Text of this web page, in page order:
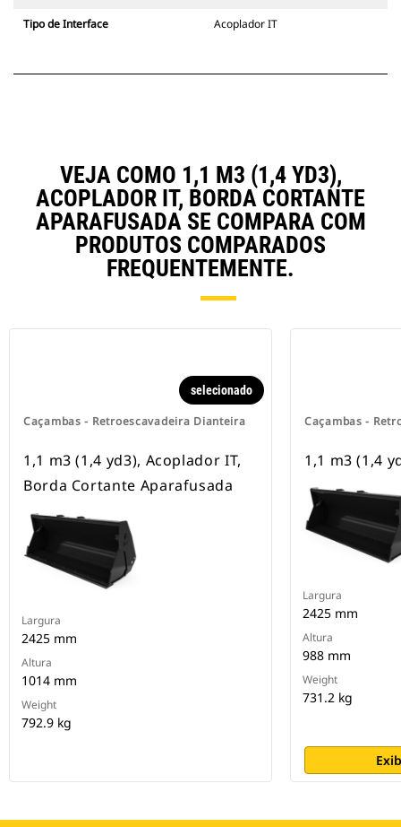
Tipo de Interface Acoplador IT
VEJA COMO 1,1 M3 (1,4 YD3),
ACOPLADOR IT, BORDA CORTANTE
APARAFUSADA SE COMPARA COM
PRODUTOS COMPARADOS
FREQUENTEMENTE.
Caçambas - Retroescavadeira Dianteira
selecionado
1,1 m3 (1,4 yd3), Acoplador IT,
Borda Cortante Aparafusada
Largura
2425 mm
Altura
1014 mm
Weight
792.9 kg
Caçambas -
1,1 m3 (1,4
Largura
2425 mm
Altura
988 mm
Weight
731.2 kg